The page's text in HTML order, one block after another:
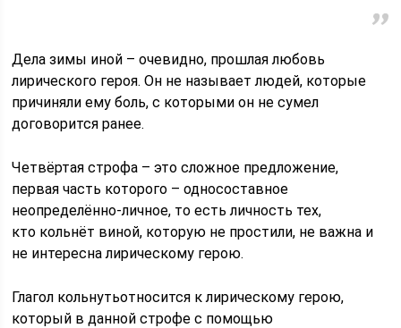
Дела зимы иной – очевидно, прошлая любовь
лирического героя. Он не называет людей, которые
причиняли ему боль, с которыми он не сумел
договорится ранее.
Четвёртая строфа – это сложное предложение,
первая часть которого – односоставное
неопределённо-личное, то есть личность тех,
кто кольнёт виной, которую не простили, не важна и
не интересна лирическому герою.
Глагол кольнутьотносится к лирическому герою,
который в данной строфе с помощью